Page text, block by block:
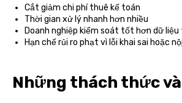
Cắt giảm chi phí thuê kế toán
Thời gian xử lý nhanh hơn nhiều
Doanh nghiệp kiểm soát tốt hơn dữ
Hạn chế rủi ro phạt vì lỗi khai sai hoặc
Những thách thức